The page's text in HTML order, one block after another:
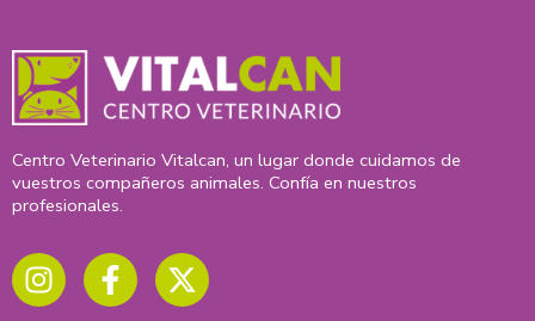
Centro Veterinario Vitalcan, un lugar donde cuidamos de
vuestros compañeros animales. Confía en nuestros
profesionales.
n
s
a
c
-
t